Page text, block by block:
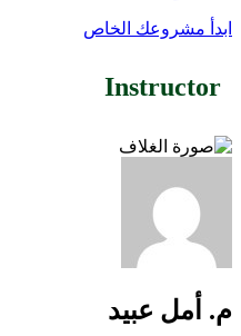
ابدأ مشروعك الخاص
Instructor
م. أمل عبيد